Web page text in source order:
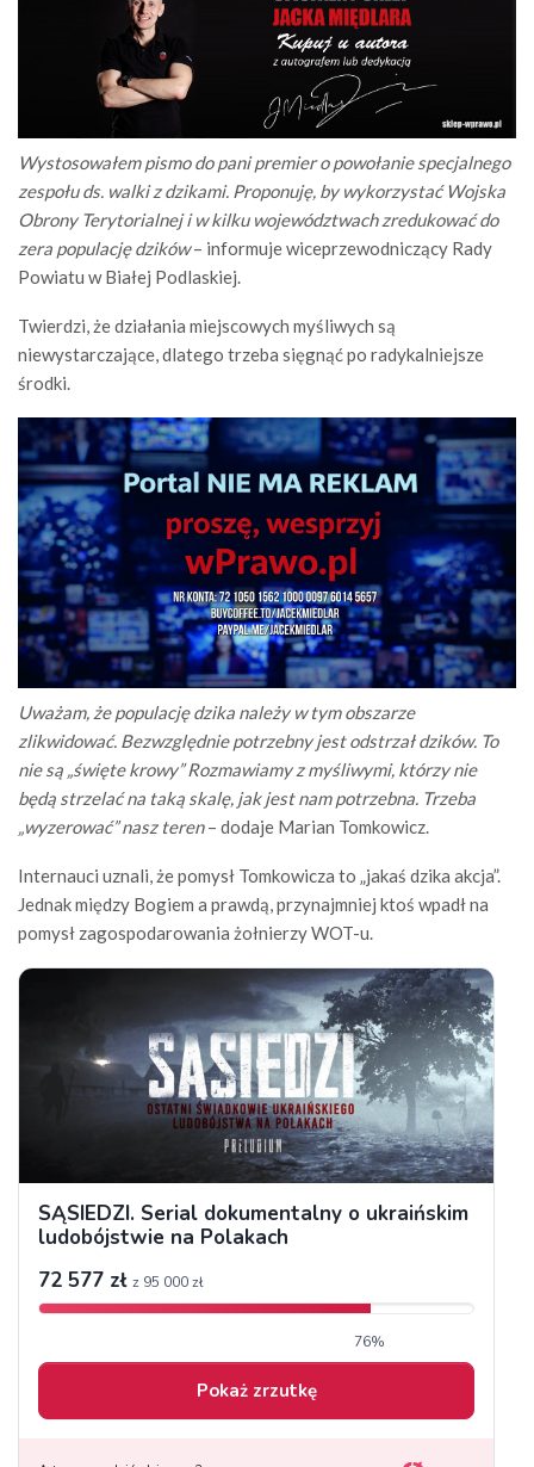
Wystosowałem pismo do pani premier o powołanie specjalnego
zespołu ds. walki z dzikami. Proponuję, by wykorzystać Wojska
Obrony Terytorialnej i w kilku województwach zredukować do
zera populację dzików– informuje wiceprzewodniczący Rady
Powiatu w Białej Podlaskiej.
Twierdzi, że działania miejscowych myśliwych są
niewystarczające, dlatego trzeba sięgnąć po radykalniejsze
środki.
Uważam, że populację dzika należy w tym obszarze
zlikwidować. Bezwzględnie potrzebny jest odstrzał dzików. To
nie są „święte krowy” Rozmawiamy z myśliwymi, którzy nie
będą strzelać na taką skalę, jak jest nam potrzebna. Trzeba
„wyzerować” nasz teren– dodaje Marian Tomkowicz.
Internauci uznali, że pomysł Tomkowicza to „jakaś dzika akcja”.
Jednak między Bogiem a prawdą, przynajmniej ktoś wpadł na
pomysł zagospodarowania żołnierzy WOT-u.